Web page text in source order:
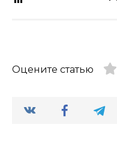
Оцените статью